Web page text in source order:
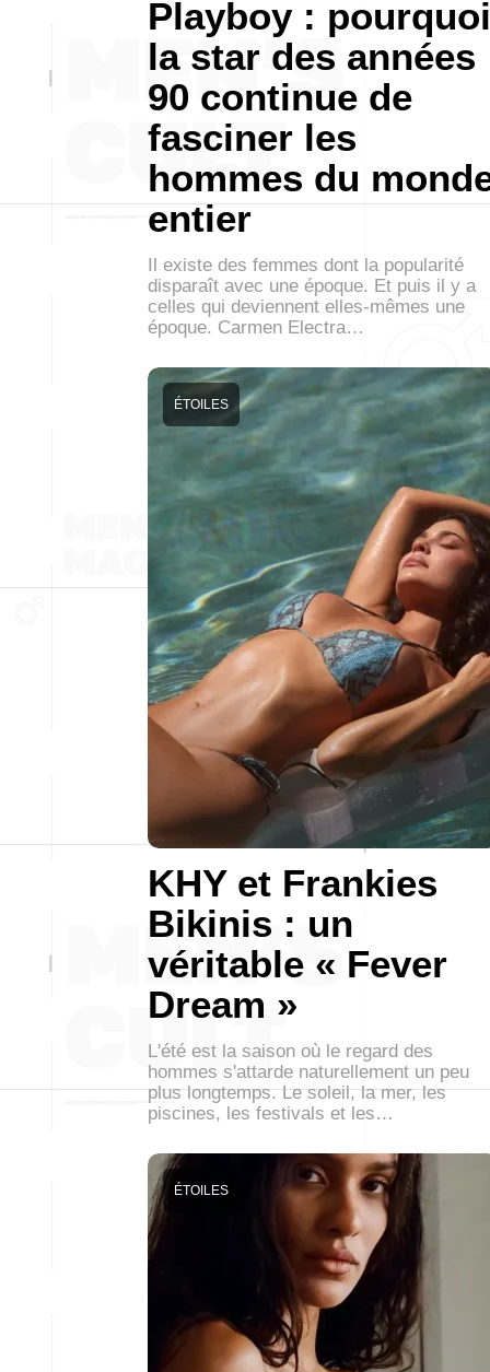
Playboy : pourquoi
la star des années
90 continue de
fasciner les
hommes du
entier
Il existe des femmes dont la popularité
disparaît avec une époque. Et puis il y a
celles qui deviennent elles-mêmes une
époque. Carmen Electra…
KHY et Frankies
Bikinis : un
véritable « Fever
Dream »
ÉTOILES
L'été est la saison où le regard des
hommes s'attarde naturellement un peu
plus longtemps. Le soleil, la mer, les
piscines, les festivals et les…
ÉTOILES